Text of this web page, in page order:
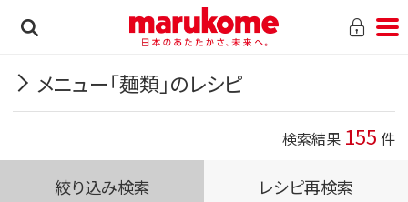
メニュー「麺類」のレシピ
検索結果 155 件
絞り込み検索 レシピ再検索